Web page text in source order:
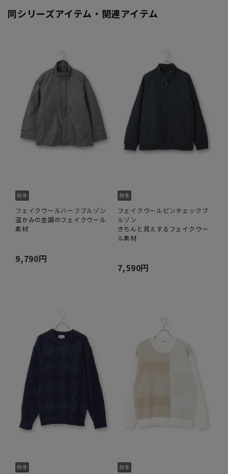
同シリーズアイテム・関連アイテム
フェイクウールハーフブルゾン
温かみの杢調のフェイクウール
素材
9,790円
フェイクウールピンチェックブ
ルゾン
きちんと見えするフェイクウー
ル素材
7,590円